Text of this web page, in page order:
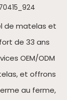
de matelas et
de 33 ans
OEM/ODM
et offrons
au ferme,